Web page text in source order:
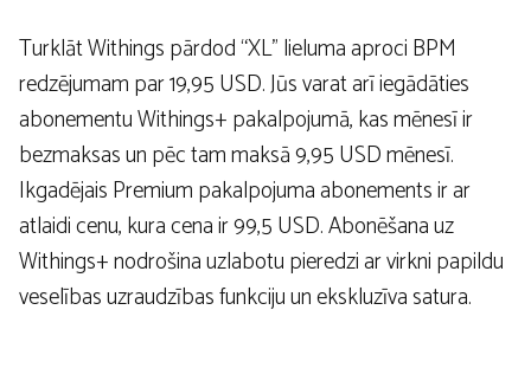
Turklāt Withings pārdod “XL” lieluma aproci BPM
redzējumam par 19,95 USD. Jūs varat arī iegādāties
abonementu Withings+ pakalpojumā, kas mēnesī ir
bezmaksas un pēc tam maksā 9,95 USD mēnesī.
Ikgadējais Premium pakalpojuma abonements ir ar
atlaidi cenu, kura cena ir 99,5 USD. Abonēšana uz
Withings+ nodrošina uzlabotu pieredzi ar virkni papildu
veselības uzraudzības funkciju un ekskluzīva satura.